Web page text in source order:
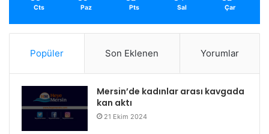
Cts Paz Pts Sal Çar
Popüler Son Eklenen Yorumlar
Mersin’de kadınlar arası kavgada
kan aktı
21 Ekim 2024